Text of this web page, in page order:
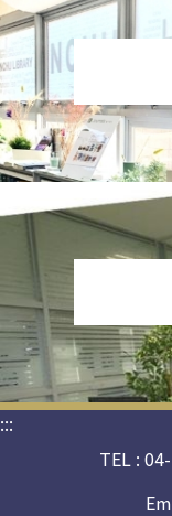
:::
TEL :